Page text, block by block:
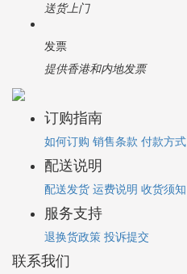
送货上门
发票
提供香港和内地发票
订购指南
如何订购 销售条款 付款方式
配送说明
配送发货 运费说明 收货须知
服务支持
退换货政策 投诉提交
联系我们